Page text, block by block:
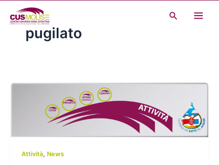
contenuto
Cerca
pugilato
Attività, News